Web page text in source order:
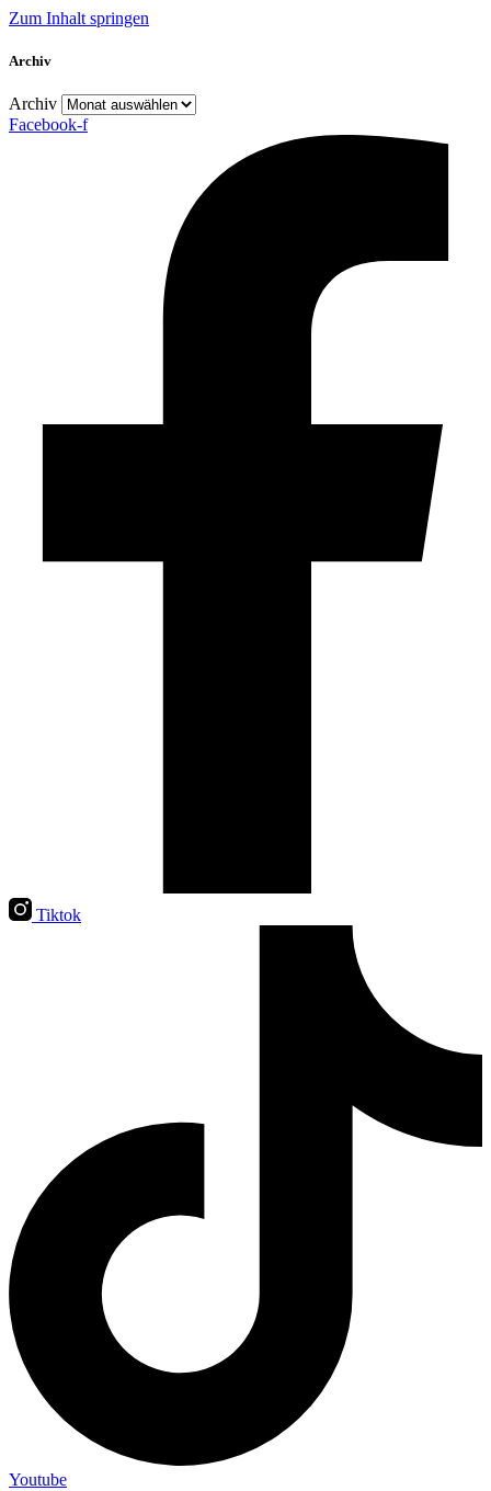
Zum Inhalt springen
Archiv
Archiv
Facebook-f
Tiktok
Youtube